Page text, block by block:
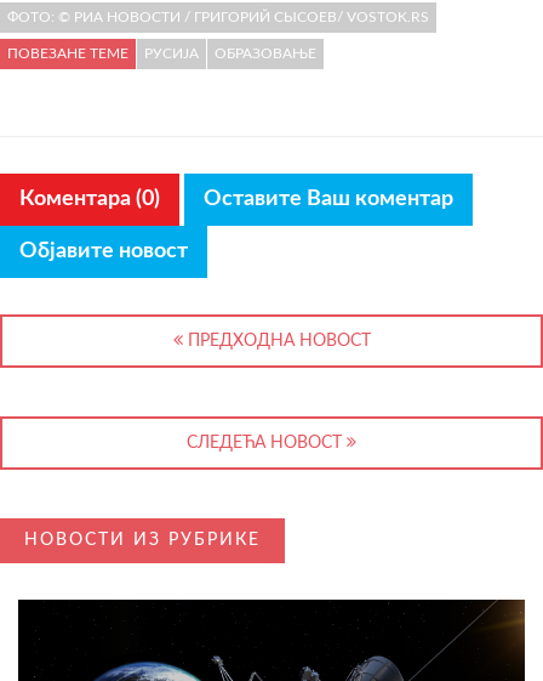
ФОТО: © РИА НОВОСТИ / ГРИГОРИЙ СЫСОЕВ/ VOSTOK.RS
ПОВЕЗАНЕ ТЕМЕ РУСИЈА ОБРАЗОВАЊЕ
Коментара (0) Оставите Ваш коментар
Објавите новост
ПРЕДХОДНА НОВОСТ
СЛЕДЕЋА НОВОСТ
НОВОСТИ ИЗ РУБРИКЕ